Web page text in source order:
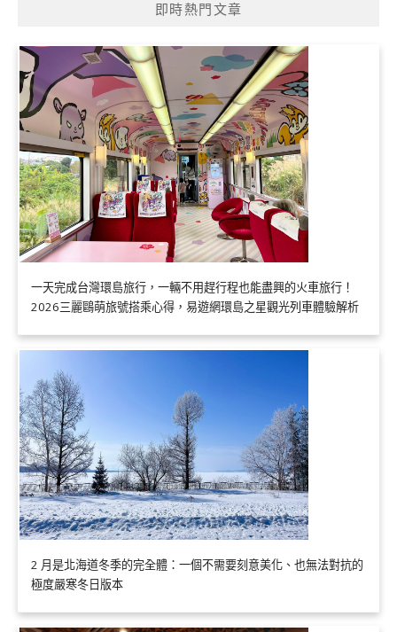
即時熱門文章
一天完成台灣環島旅行，一輛不用趕行程也能盡興的火車旅行！
2026三麗鷗萌旅號搭乘心得，易遊網環島之星觀光列車體驗解析
2 月是北海道冬季的完全體：一個不需要刻意美化、也無法對抗的
極度嚴寒冬日版本